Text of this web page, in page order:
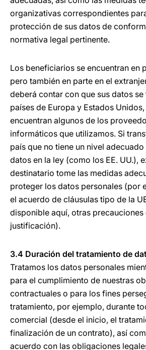
organizativas correspondientes
protección de sus datos de
normativa legal pertinente.
Los beneficiarios se encuentran en
pero también en parte en el
deberá contar con que sus datos
países de Europa y Estados
encuentran algunos de los
informáticos que utilizamos. Si
país que no tiene un nivel
datos en la ley (como los EE. UU.),
destinatario tome las medidas
proteger los datos personales (por
el acuerdo de cláusulas tipo de la
disponible aquí, otras precauciones
justificación).
3.4 Duración del tratamiento de
Tratamos los datos personales
para el cumplimiento de nuestras
contractuales o para los fines
tratamiento, por ejemplo, durante
comercial (desde el inicio, el
finalización de un contrato), así
acuerdo con las obligaciones